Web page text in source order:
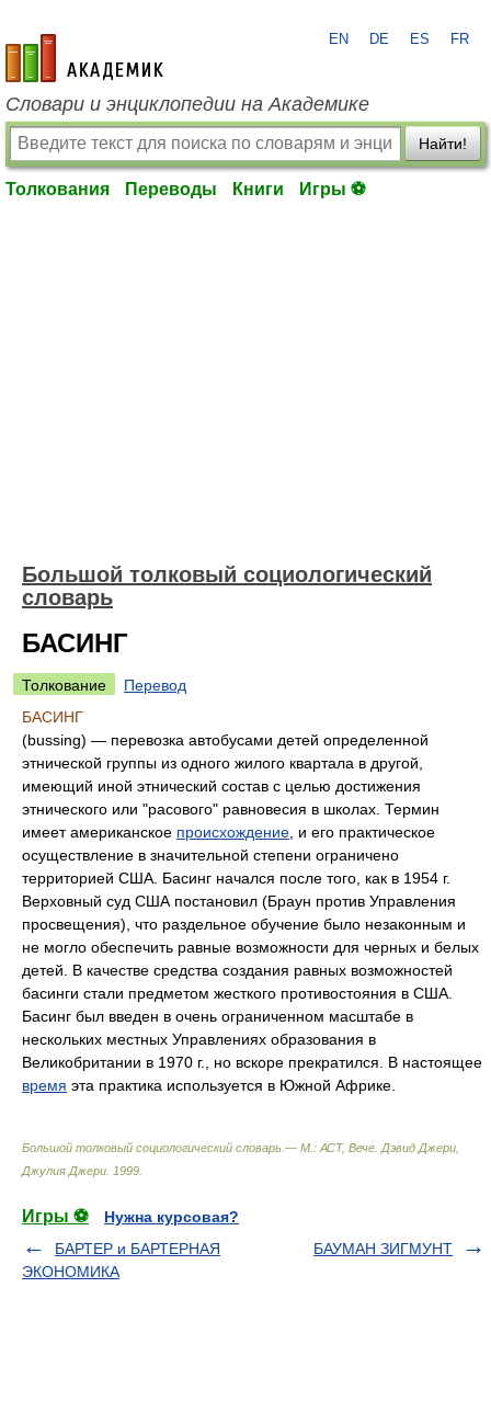
academic.ru
EN DE ES FR
Словари и энциклопедии на Академике
Найти!
Толкования Переводы Книги Игры ⚽
Большой толковый социологический
словарь
БАСИНГ
Толкование
Перевод
БАСИНГ
(bussing) — перевозка автобусами детей определенной
этнической группы из одного жилого квартала в другой,
имеющий иной этнический состав с целью достижения
этнического или "расового" равновесия в школах. Термин
имеет американское происхождение , и его практическое
осуществление в значительной степени ограничено
территорией США. Басинг начался после того, как в 1954 г.
Верховный суд США постановил (Браун против Управления
просвещения), что раздельное обучение было незаконным и
не могло обеспечить равные возможности для черных и белых
детей. В качестве средства создания равных возможностей
басинги стали предметом жесткого противостояния в США.
Басинг был введен в очень ограниченном масштабе в
нескольких местных Управлениях образования в
Великобритании в 1970 г., но вскоре прекратился. В настоящее
время эта практика используется в Южной Африке.
Большой толковый социологический словарь.— М.: АСТ, Вече Дэвид Джери,
Джулия Джери 1999
Игры ⚽
Нужна курсовая?
БАРТЕР и БАРТЕРНАЯ
ЭКОНОМИКА
БАУМАН ЗИГМУНТ